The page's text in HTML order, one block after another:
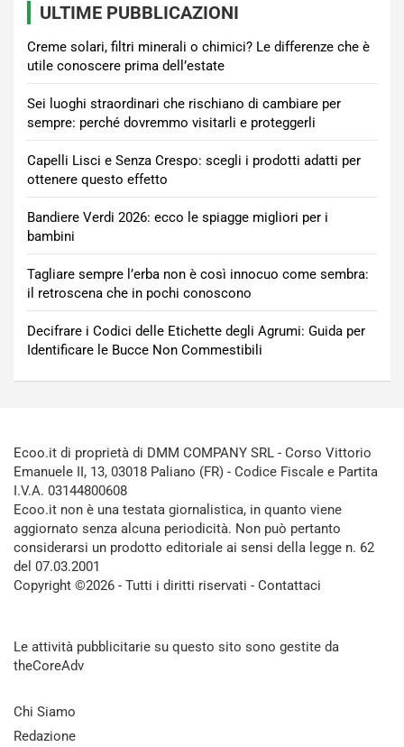
ULTIME PUBBLICAZIONI
Creme solari, filtri minerali o chimici? Le differenze che è
utile conoscere prima dell’estate
Sei luoghi straordinari che rischiano di cambiare per
sempre: perché dovremmo visitarli e proteggerli
Capelli Lisci e Senza Crespo: scegli i prodotti adatti per
ottenere questo effetto
Bandiere Verdi 2026: ecco le spiagge migliori per i
bambini
Tagliare sempre l’erba non è così innocuo come sembra:
il retroscena che in pochi conoscono
Decifrare i Codici delle Etichette degli Agrumi: Guida per
Identificare le Bucce Non Commestibili
Ecoo.it di proprietà di DMM COMPANY SRL - Corso Vittorio
Emanuele II, 13, 03018 Paliano (FR) - Codice Fiscale e Partita
I.V.A. 03144800608
Ecoo.it non è una testata giornalistica, in quanto viene
aggiornato senza alcuna periodicità. Non può pertanto
considerarsi un prodotto editoriale ai sensi della legge n. 62
del 07.03.2001
Copyright ©2026 - Tutti i diritti riservati - Contattaci
Le attività pubblicitarie su questo sito sono gestite da
theCoreAdv
Chi Siamo
Redazione